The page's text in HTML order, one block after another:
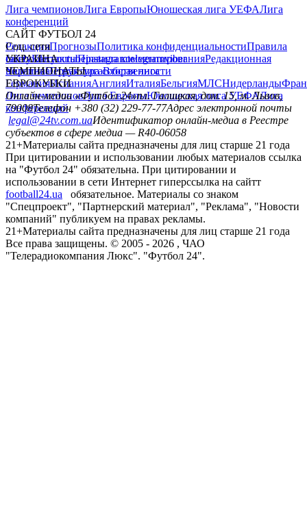
Лига чемпионовЛига ЕвропыЮношеская лига УЕФАЛига
конференций
САЙТ ФУТБОЛ 24
РедакцияПрогнозыПолитика конфиденциальностиПравила
сайтуКонтактыПравила комментированияРедакционная
политикаСтруктура собственности
Соц. сети
facebookxyoutubeinstagramtelegramviber
УКРАИНА
УкраинаПервая лигаВторая лига
ЧЕМПИОНАТЫ
ГерманияИспанияАнглияИталияБельгияМЛСНидерланды
ЕВРОКУБКИ
Лига чемпионовЛига ЕвропыЮношеская лига УЕФАЛига
конференций
Онлайн-медиа «Футбол 24»пл. Галицкая, дом. 15, м. Львов,
79008Телефон +380 (32) 229-77-77Адрес электронной почты
legal@24tv.com.uaИдентификатор онлайн-медиа в Реестре
субъектов в сфере медиа — R40-06058
21+Материалы сайта предназначены для лиц старше 21 года
При цитировании и использовании любых материалов ссылка
на "Футбол 24" обязательна. При цитировании и
использовании в сети Интернет гиперссылка на сайтт
football24.ua
обязательное. Материалы со знаком
"Спецпроект", "Партнерский материал", "Реклама", "Новости
компаний" публикуем на правах рекламы.
21+Материалы сайта предназначены для лиц старше 21 года
Все права защищены. © 2005 - 2026 , ЧАО
"Телерадиокомпания Люкс". "Футбол 24".